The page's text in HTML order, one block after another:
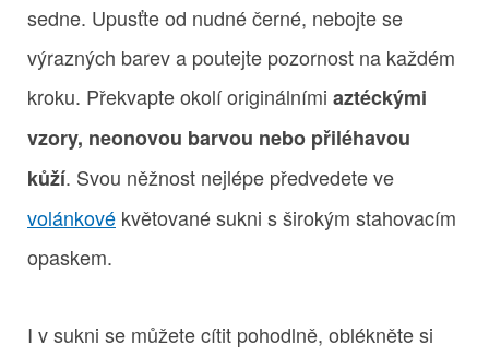
sedne. Upusťte od nudné černé, nebojte se
výrazných barev a poutejte pozornost na každém
kroku. Překvapte okolí originálními aztéckými
vzory, neonovou barvou nebo přiléhavou
kůží. Svou něžnost nejlépe předvedete ve
volánkové květované sukni s širokým stahovacím
opaskem.
I v sukni se můžete cítit pohodlně, oblékněte si